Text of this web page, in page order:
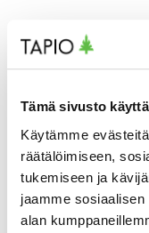
Tämä sivusto
Käytämme
räätälöimiseen,
tukemiseen ja
jaamme
alan